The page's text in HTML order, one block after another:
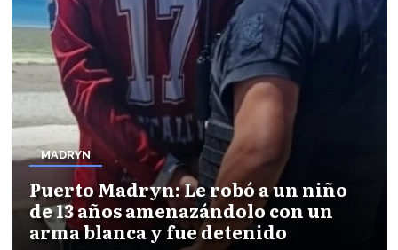
MADRYN
Puerto Madryn: Le robó a un niño
de 13 años amenazándolo con un
arma blanca y fue detenido